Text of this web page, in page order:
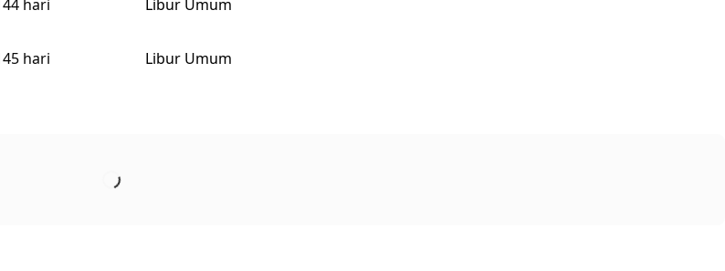
hari Libur Umum
hari Libur Umum